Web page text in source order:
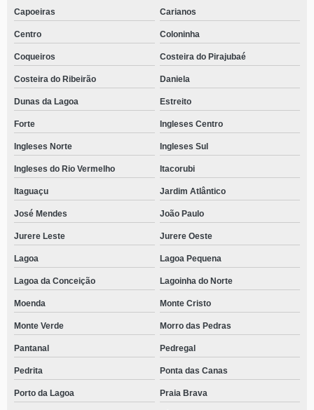
Capoeiras Carianos
Centro Coloninha
Coqueiros Costeira do Pirajubaé
Costeira do Ribeirão Daniela
Dunas da Lagoa Estreito
Forte Ingleses Centro
Ingleses Norte Ingleses Sul
Ingleses do Rio Vermelho Itacorubi
Itaguaçu Jardim Atlântico
José Mendes João Paulo
Jurere Leste Jurere Oeste
Lagoa Lagoa Pequena
Lagoa da Conceição Lagoinha do Norte
Moenda Monte Cristo
Monte Verde Morro das Pedras
Pantanal Pedregal
Pedrita Ponta das Canas
Porto da Lagoa Praia Brava